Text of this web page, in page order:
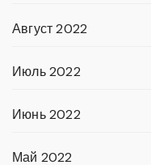
Август 2022
Июль 2022
Июнь 2022
Май 2022